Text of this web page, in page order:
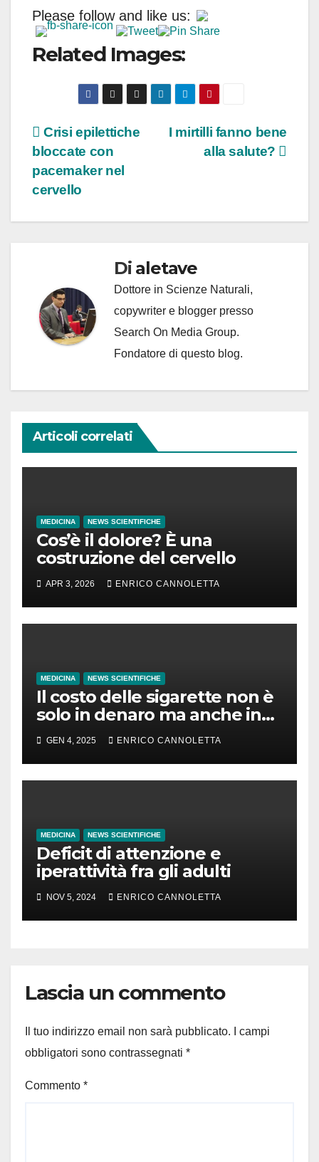
Please follow and like us:
Related Images:
Navigazione
articoli
I mirtilli fanno bene
alla salute?
Crisi epilettiche
bloccate con
pacemaker nel
cervello
Di aletave
Dottore in Scienze Naturali,
copywriter e blogger presso
Search On Media Group.
Fondatore di questo blog.
Articoli correlati
MEDICINA NEWS SCIENTIFICHE
Cos’è il dolore? È una
costruzione del cervello
APR 3, 2026 ENRICO CANNOLETTA
MEDICINA NEWS SCIENTIFICHE
Il costo delle sigarette non è
solo in denaro ma anche in
tempo di vita
GEN 4, 2025 ENRICO CANNOLETTA
MEDICINA NEWS SCIENTIFICHE
Deficit di attenzione e
iperattività fra gli adulti
NOV 5, 2024 ENRICO CANNOLETTA
Lascia un commento
Il tuo indirizzo email non sarà pubblicato.
I campi
obbligatori sono contrassegnati *
Commento *